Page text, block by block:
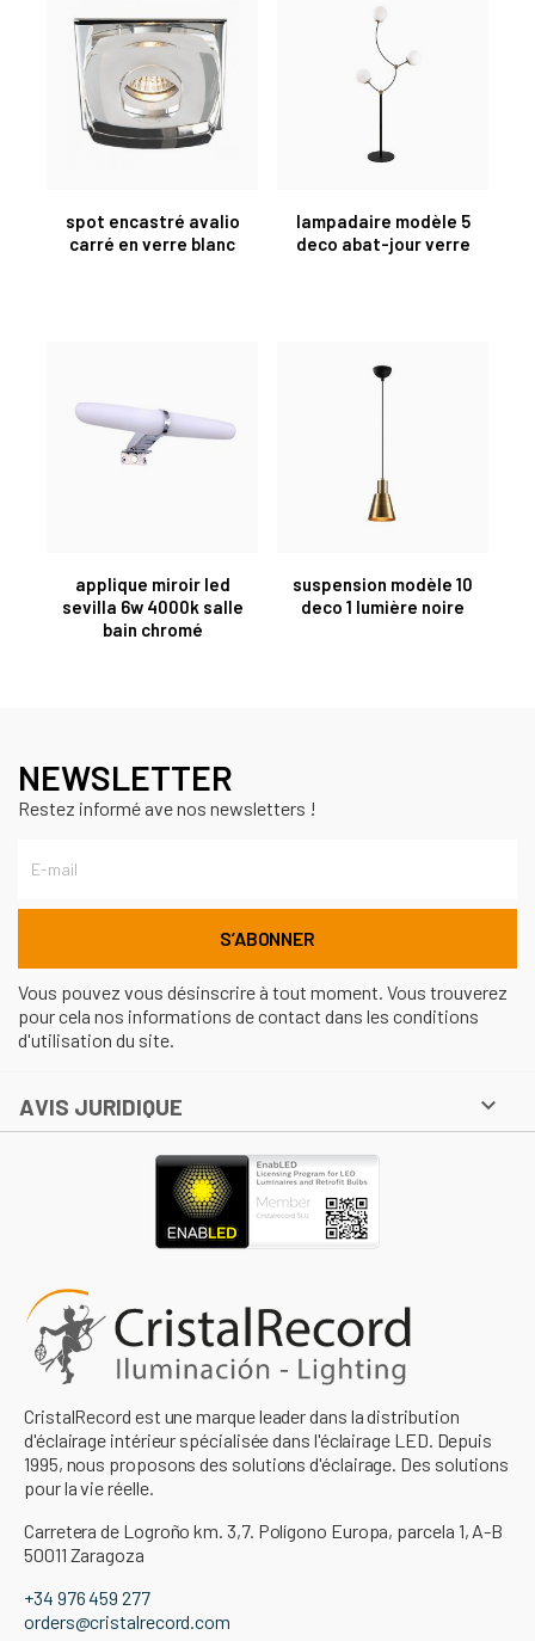
spot encastré avalio
carré en verre blanc
lampadaire modèle 5
deco abat-jour verre
applique miroir led
sevilla 6w 4000k salle
bain chromé
suspension modèle 10
deco 1 lumière noire
NEWSLETTER
Restez informé ave nos newsletters !
Vous pouvez vous désinscrire à tout moment. Vous trouverez
pour cela nos informations de contact dans les conditions
d'utilisation du site.
AVIS JURIDIQUE 
CristalRecord est une marque leader dans la distribution
d'éclairage intérieur spécialisée dans l'éclairage LED. Depuis
1995, nous proposons des solutions d'éclairage. Des solutions
pour la vie réelle.
Carretera de Logroño km. 3,7. Polígono Europa, parcela 1, A-B
50011 Zaragoza
+34 976 459 277
orders@cristalrecord.com